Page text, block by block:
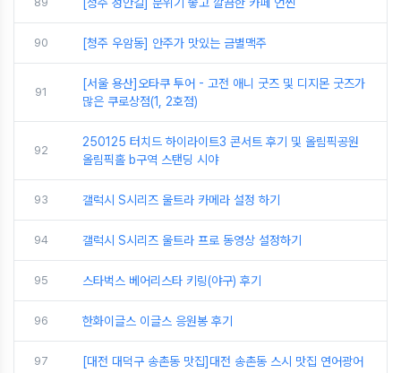
[청주 성안길] 분위기 좋고 깔끔한 카페 언씬
90 [청주 우암동] 안주가 맛있는 금별맥주
91
[서울 용산]오타쿠 투어 - 고전 애니 굿즈 및 디지몬 굿즈가
많은 쿠로상점(1, 2호점)
92
250125 터치드 하이라이트3 콘서트 후기 및 올림픽공원
올림픽홀 b구역 스탠딩 시야
93 갤럭시 S시리즈 울트라 카메라 설정 하기
94 갤럭시 S시리즈 울트라 프로 동영상 설정하기
95 스타벅스 베어리스타 키링(야구) 후기
96 한화이글스 이글스 응원봉 후기
97 [대전 대덕구 송촌동 맛집]대전 송촌동 스시 맛집 연어광어